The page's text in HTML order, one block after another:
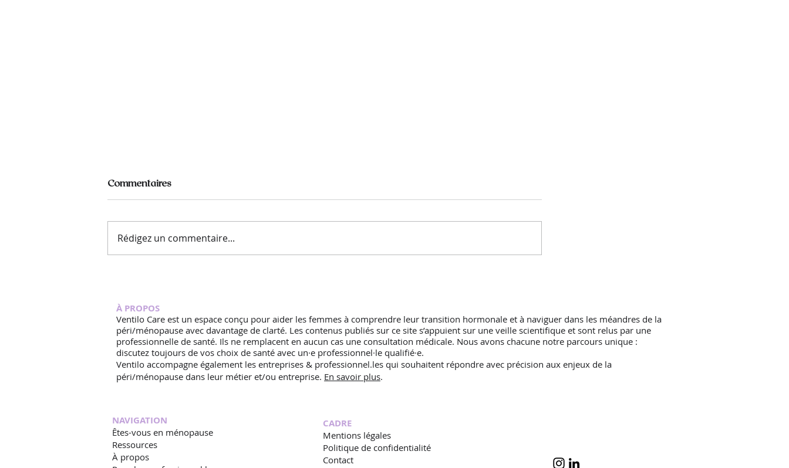
en plus de femmes s’y
intéressent, et ce que ça
change.
Commentaires
Rédigez un commentaire...
À PROPOS
Ventilo Care est un espace conçu pour aider les femmes à comprendre leur transition hormonale et à naviguer dans les méandres de la
péri/ménopause avec davantage de clarté. Les contenus publiés sur ce site s’appuient sur une veille scientifique et sont relus par une
professionnelle de santé. Ils ne remplacent en aucun cas une consultation médicale. Nous avons chacune notre parcours unique :
discutez toujours de vos choix de santé avec un·e professionnel·le qualifié·e.
Ventilo accompagne également les entreprises & professionnel.les qui souhaitent répondre avec précision aux enjeux de la
péri/ménopause dans leur métier et/ou entreprise. En savoir plus.
NAVIGATION
Êtes-vous en ménopause
Ressources
À propos
CADRE
Mentions légales
Politique de confidentialité
Contact